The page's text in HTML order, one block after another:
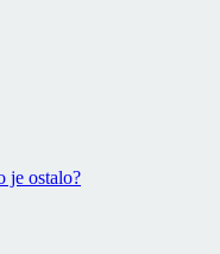
je ostalo?